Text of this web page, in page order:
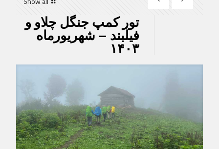
تور کمپ جنگل چلاو و
فیلبند – شهریورماه
۱۴۰۳